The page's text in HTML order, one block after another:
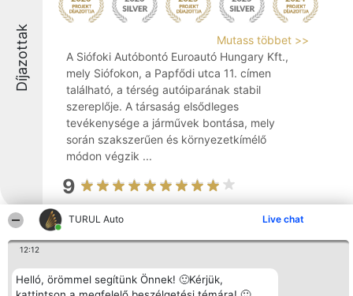
TURUL Auto Live chat
12:12
Helló, örömmel segítünk Önnek! 🙂Kérjük,
Díjazottak
Mutass többet >>
A Siófoki Autóbontó Euroautó Hungary Kft.,
mely Siófokon, a Papfődi utca 11. címen
található, a térség autóiparának stabil
szereplője. A társaság elsődleges
tevékenysége a járművek bontása, mely
során szakszerűen és környezetkímélő
módon végzik ...
9
Pingvin Clean Kézi Autómosó és